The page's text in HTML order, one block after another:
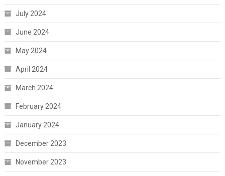
July 2024
June 2024
May 2024
April 2024
March 2024
February 2024
January 2024
December 2023
November 2023